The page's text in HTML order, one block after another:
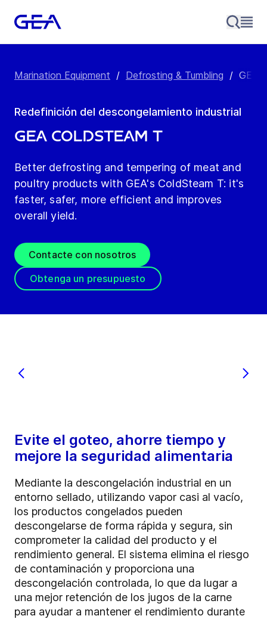
Marination Equipment / Defrosting & Tumbling / GEA
Redefinición del descongelamiento industrial
GEA ColdSteam T
Better defrosting and tempering of meat and
poultry products with GEA's ColdSteam T: it's
faster, safer, more efficient and improves
overall yield.
Contacte con nosotros
Obtenga un presupuesto
Evite el goteo, ahorre tiempo y
mejore la seguridad alimentaria
Mediante la descongelación industrial en un
entorno sellado, utilizando vapor casi al vacío,
los productos congelados pueden
descongelarse de forma rápida y segura, sin
comprometer la calidad del producto y el
rendimiento general. El sistema elimina el riesgo
de contaminación y proporciona una
descongelación controlada, lo que da lugar a
una mejor retención de los jugos de la carne
para ayudar a mantener el rendimiento durante